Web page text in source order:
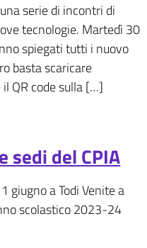
serie di incontri di
tecnologie. Martedì 30
spiegati tutti i nuovo
basta scaricare
il QR code sulla […]
sedi del CPIA
giugno a Todi Venite a
scolastico 2023-24